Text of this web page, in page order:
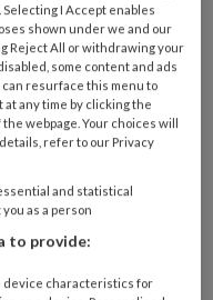
lezen?
aan en lees 2
maand
I Accept enables
shown under we and our
Reject All or withdrawing your
some content and ads
can resurface this menu to
any time by clicking the
webpage. Your choices will
refer to our Privacy
and statistical
as a person
to provide:
device characteristics for